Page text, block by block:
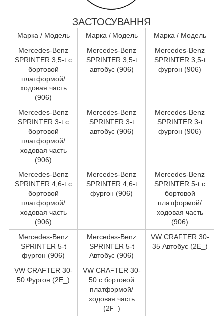
ЗАСТОСУВАННЯ
Марка / Модель Марка / Модель
Марка / Модель
Mercedes-Benz
SPRINTER 3,5-t c
бортовой
платформой/
ходовая часть
(906)
Mercedes-Benz
SPRINTER 3,5-t
автобус (906)
Mercedes-Benz
SPRINTER 3,5-t
фургон (906)
Mercedes-Benz
SPRINTER 3-t c
бортовой
платформой/
ходовая часть
(906)
Mercedes-Benz
SPRINTER 3-t
автобус (906)
Mercedes-Benz
SPRINTER 3-t
фургон (906)
Mercedes-Benz
SPRINTER 4,6-t c
бортовой
платформой/
ходовая часть
(906)
Mercedes-Benz
SPRINTER 4,6-t
фургон (906)
Mercedes-Benz
SPRINTER 5-t c
бортовой
платформой/
ходовая часть
(906)
Mercedes-Benz
SPRINTER 5-t
фургон (906)
Mercedes-Benz
SPRINTER 5-t
Автобус (906)
VW CRAFTER 30-
35 Автобус (2E_)
VW CRAFTER 30-
50 Фургон (2E_)
VW CRAFTER 30-
50 c бортовой
платформой/
ходовая часть
(2F_)